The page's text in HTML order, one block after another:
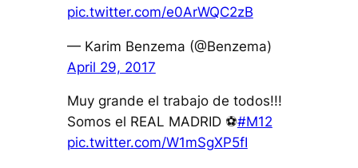
pic.twitter.com/e0ArWQC2zB
— Karim Benzema (@Benzema)
April 29, 2017
Muy grande el trabajo de todos!!!
Somos el REAL MADRID ⚽️#M12
pic.twitter.com/W1mSgXP5fI